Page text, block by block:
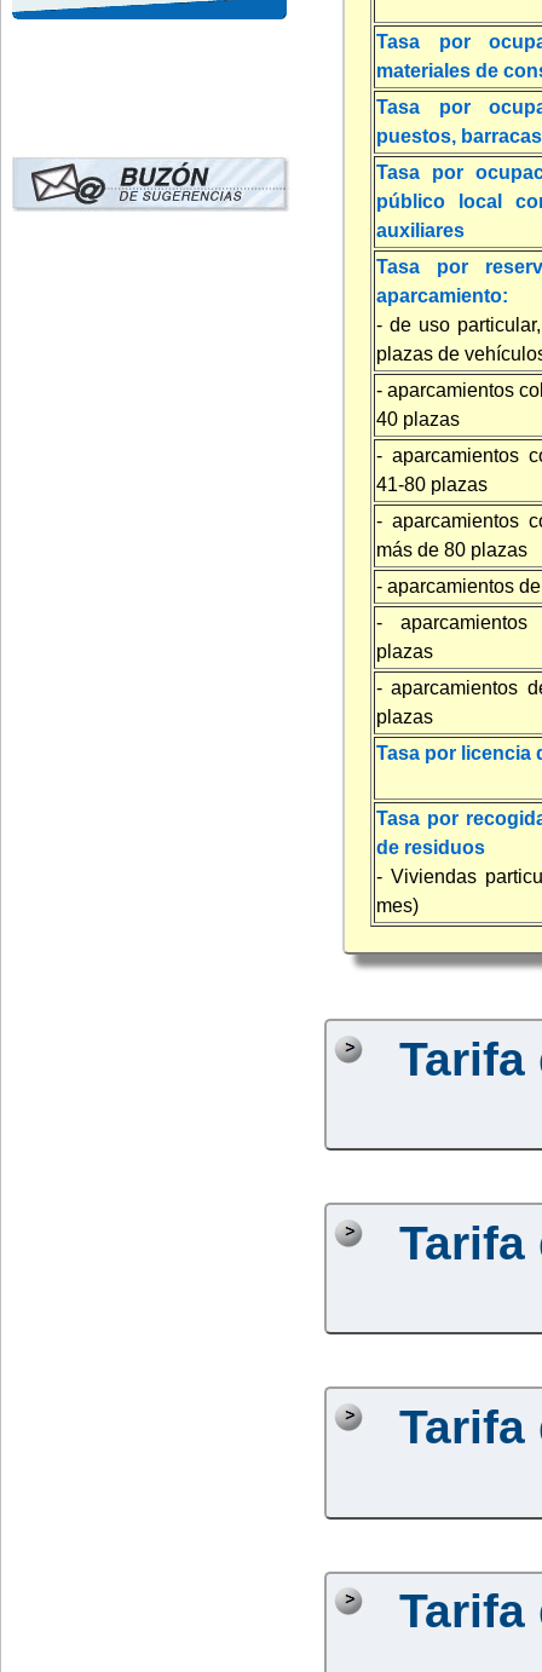
Tasa por
materiales de
Tasa por
puestos,
Tasa por
público local
auxiliares
Tasa por
aparcamiento:
- de uso
plazas de
- aparcamientos
40 plazas
- aparcamientos
41-80 plazas
- aparcamientos
más de 80 plazas
- aparcamientos
-
plazas
- aparcamientos
plazas
Tasa por licencia
Tasa por
de residuos
- Viviendas
mes)
Tarifa
Tarifa
Tarifa
Tarifa